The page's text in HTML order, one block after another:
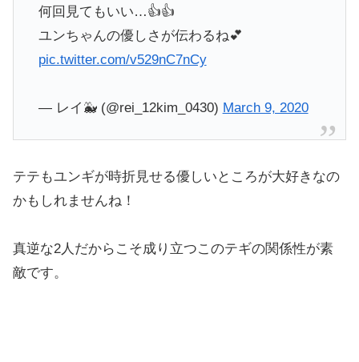
何回見てもいい…👍👍
ユンちゃんの優しさが伝わるね💕
pic.twitter.com/v529nC7nCy
— レイ🐳 (@rei_12kim_0430) March 9, 2020
テテもユンギが時折見せる優しいところが大好きなの
かもしれませんね！
真逆な2人だからこそ成り立つこのテギの関係性が素
敵です。